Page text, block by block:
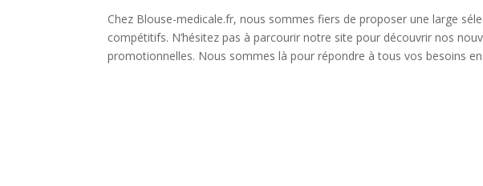
Chez Blouse-medicale.fr, nous sommes fiers de proposer une large
compétitifs. N’hésitez pas à parcourir notre site pour découvrir nos
promotionnelles. Nous sommes là pour répondre à tous vos besoins